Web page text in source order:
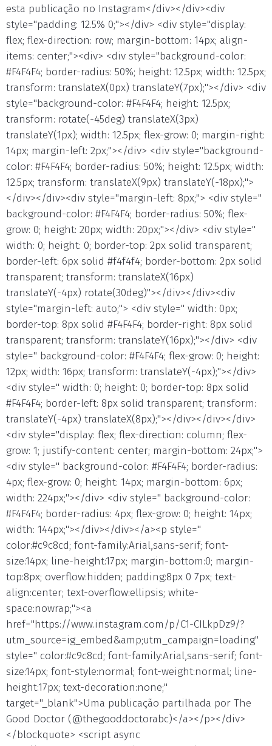
esta publicação no Instagram</div></div><div
style="padding: 12.5% 0;"></div> <div style="display:
flex; flex-direction: row; margin-bottom: 14px; align-
items: center;"><div> <div style="background-color:
#F4F4F4; border-radius: 50%; height: 12.5px; width: 12.5px;
transform: translateX(0px) translateY(7px);"></div> <div
style="background-color: #F4F4F4; height: 12.5px;
transform: rotate(-45deg) translateX(3px)
translateY(1px); width: 12.5px; flex-grow: 0; margin-right:
14px; margin-left: 2px;"></div> <div style="background-
color: #F4F4F4; border-radius: 50%; height: 12.5px; width:
12.5px; transform: translateX(9px) translateY(-18px);">
</div></div><div style="margin-left: 8px;"> <div style="
background-color: #F4F4F4; border-radius: 50%; flex-
grow: 0; height: 20px; width: 20px;"></div> <div style="
width: 0; height: 0; border-top: 2px solid transparent;
border-left: 6px solid #f4f4f4; border-bottom: 2px solid
transparent; transform: translateX(16px)
translateY(-4px) rotate(30deg)"></div></div><div
style="margin-left: auto;"> <div style=" width: 0px;
border-top: 8px solid #F4F4F4; border-right: 8px solid
transparent; transform: translateY(16px);"></div> <div
style=" background-color: #F4F4F4; flex-grow: 0; height:
12px; width: 16px; transform: translateY(-4px);"></div>
<div style=" width: 0; height: 0; border-top: 8px solid
#F4F4F4; border-left: 8px solid transparent; transform:
translateY(-4px) translateX(8px);"></div></div></div>
<div style="display: flex; flex-direction: column; flex-
grow: 1; justify-content: center; margin-bottom: 24px;">
<div style=" background-color: #F4F4F4; border-radius:
4px; flex-grow: 0; height: 14px; margin-bottom: 6px;
width: 224px;"></div> <div style=" background-color:
#F4F4F4; border-radius: 4px; flex-grow: 0; height: 14px;
width: 144px;"></div></div></a><p style="
color:#c9c8cd; font-family:Arial,sans-serif; font-
size:14px; line-height:17px; margin-bottom:0; margin-
top:8px; overflow:hidden; padding:8px 0 7px; text-
align:center; text-overflow:ellipsis; white-
space:nowrap;"><a
href="https://www.instagram.com/p/C1-CILkpDz9/?
utm_source=ig_embed&amp;utm_campaign=loading"
style=" color:#c9c8cd; font-family:Arial,sans-serif; font-
size:14px; font-style:normal; font-weight:normal; line-
height:17px; text-decoration:none;"
target="_blank">Uma publicação partilhada por The
Good Doctor (@thegooddoctorabc)</a></p></div>
</blockquote> <script async